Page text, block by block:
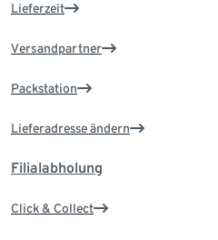
Lieferzeit
Versandpartner
Packstation
Lieferadresse ändern
Filialabholung
Click & Collect